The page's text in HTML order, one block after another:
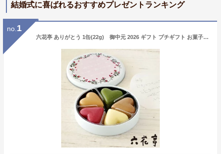
結婚式に喜ばれるおすすめプレゼントランキング
no. 1
六花亭 ありがとう 1缶(22g) 御中元 2026 ギフト プチギフト お菓子 女性 大人 500円 かわいい 感謝の気持ち 退職 卒業 卒園 送別会 挨拶 転勤 お礼 お返し 帯広 誕生日 お祝い 大量 イベント 有名 ばらまき